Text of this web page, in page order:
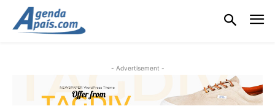
- Advertisement -